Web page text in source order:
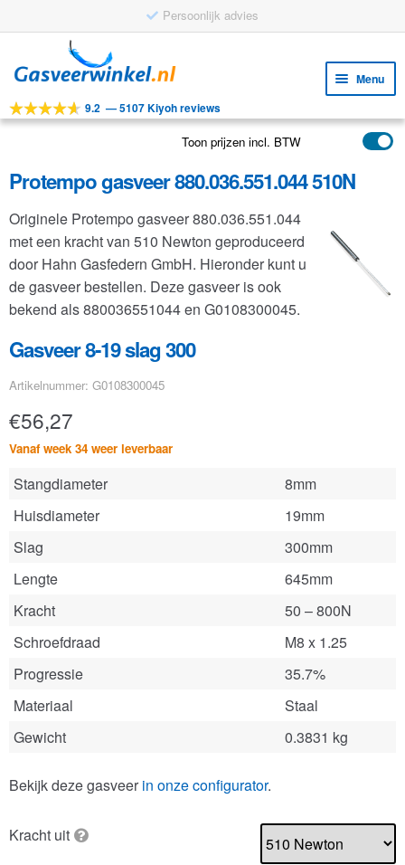
Persoonlijk advies
door
navigatie
naar
inhoud
Menu
Tools
Toepassingen
Klantenservice
FAQ
9.2 —5107 Kiyoh reviews
Toon prijzen incl. BTW
Protempo gasveer 880.036.551.044 510N
Originele Protempo gasveer 880.036.551.044
met een kracht van 510 Newton geproduceerd
door Hahn Gasfedern GmbH. Hieronder kunt u
de gasveer bestellen. Deze gasveer is ook
bekend als 880036551044 en G0108300045.
Gasveer 8-19 slag 300
Artikelnummer: G0108300045
€56,27
Vanaf week 34 weer leverbaar
Stangdiameter
8mm
Huisdiameter
19mm
Slag
300mm
Lengte
645mm
Kracht
50 – 800N
Schroefdraad
M8 x 1.25
Progressie
35.7%
Materiaal
Staal
Gewicht
0.3831 kg
Bekijk deze gasveer in onze configurator.
Kracht uit